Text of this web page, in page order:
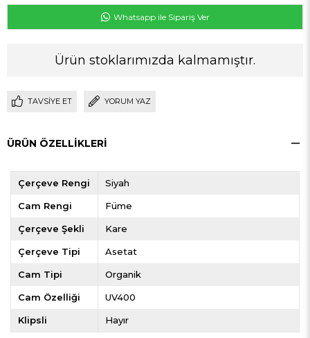
Whatsapp ile Sipariş Ver
Ürün stoklarımızda kalmamıştır.
TAVSIYE ET YORUM YAZ
ÜRÜN ÖZELLIKLERI
Çerçeve Rengi Siyah
Cam Rengi Füme
Çerçeve Şekli Kare
Çerçeve Tipi Asetat
Cam Tipi Organik
Cam Özelliği UV400
Klipsli Hayır